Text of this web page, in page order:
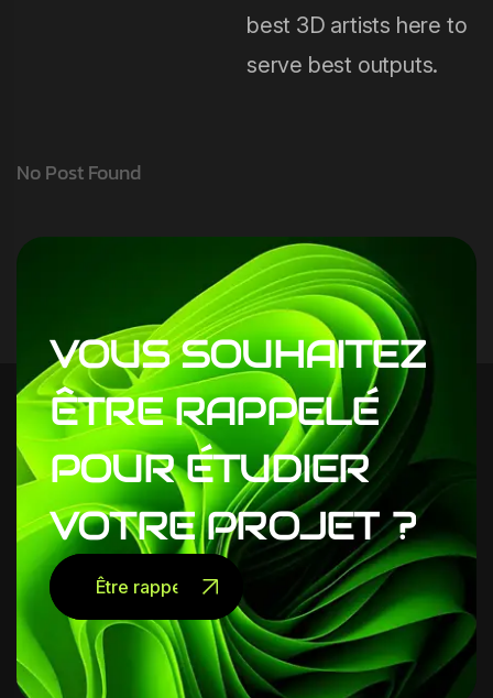
best 3D artists here to
serve best outputs.
No Post Found
VOUS SOUHAITEZ
ÊTRE RAPPELÉ
POUR ÉTUDIER
VOTRE PROJET ?
Être rappelé